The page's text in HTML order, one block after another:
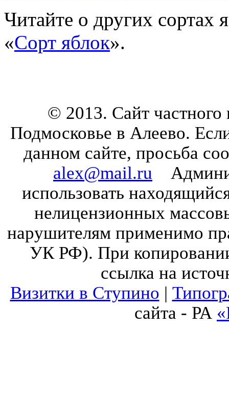
Читайте о других сортах
«Сорт яблок».
© 2013. Сайт частного
Подмосковье в Алеево.
данном сайте, просьба
alex@mail.ru
использовать
нелицензионных
нарушителям применимо
УК РФ). При копировании
ссылка на
Визитки в Ступино |
сайта - РА